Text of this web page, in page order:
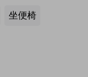
坐便椅
绿康——中国医养融